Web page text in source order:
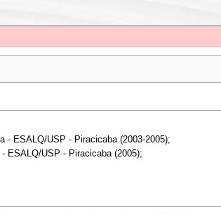
- ESALQ/USP - Piracicaba (2003-2005);
ESALQ/USP - Piracicaba (2005);